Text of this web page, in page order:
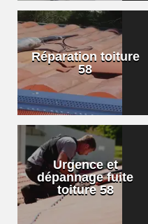
Réparation toiture
58
Urgence et
dépannage fuite
toiture 58